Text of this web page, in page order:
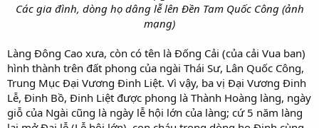
Các gia đình, dòng họ dâng lễ lên Đền Tam Quốc Công (ảnh
mạng)
Làng Đông Cao xưa, còn có tên là Đống Cải (của cải Vua ban)
hình thành trên đất phong của ngài Thái Sư, Lân Quốc Công,
Trung Mục Đại Vương Đinh Liệt. Vì vậy, ba vị Đại Vương Đinh
Lễ, Đinh Bồ, Đinh Liệt được phong là Thành Hoàng làng, ngày
giỗ của Ngài cũng là ngày lễ hội lớn của làng; cứ 5 năm làng